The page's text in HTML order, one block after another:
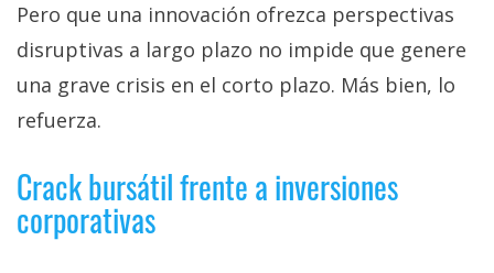
Pero que una innovación ofrezca perspectivas
disruptivas a largo plazo no impide que genere
una grave crisis en el corto plazo. Más bien, lo
refuerza.
Crack bursátil frente a inversiones
corporativas